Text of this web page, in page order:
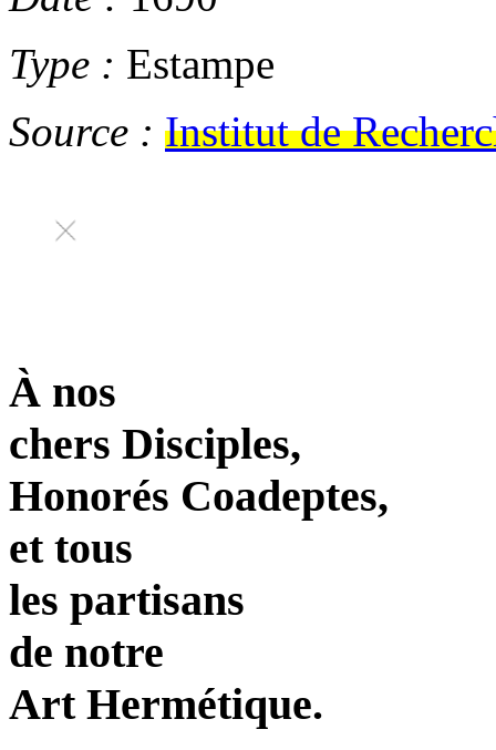
Type : Estampe
Source : Institut de
À nos
chers Disciples,
Honorés Coadeptes,
et tous
les partisans
de notre
Art Hermétique.